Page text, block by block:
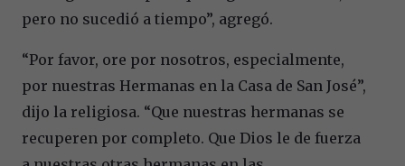
pero no sucedió a tiempo”, agregó.
“Por favor, ore por nosotros, especialmente,
por nuestras Hermanas en la Casa de San José”,
dijo la religiosa. “Que nuestras hermanas se
recuperen por completo. Que Dios le de fuerza